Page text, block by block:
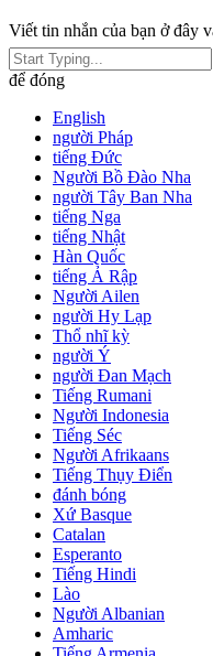
Viết tin nhắn của bạn ở đây
để đóng
English
người Pháp
tiếng Đức
Người Bồ Đào Nha
người Tây Ban Nha
tiếng Nga
tiếng Nhật
Hàn Quốc
tiếng Ả Rập
Người Ailen
người Hy Lạp
Thổ nhĩ kỳ
người Ý
người Đan Mạch
Tiếng Rumani
Người Indonesia
Tiếng Séc
Người Afrikaans
Tiếng Thụy Điển
đánh bóng
Xứ Basque
Catalan
Esperanto
Tiếng Hindi
Lào
Người Albanian
Amharic